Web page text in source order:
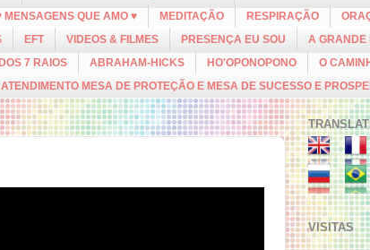
MENSAGENS QUE AMO ♥ MEDITAÇÃO RESPIRAÇÃO
EFT VIDEOS & FILMES PRESENÇA EU SOU
A GRANDE
7 RAIOS ABRAHAM-HICKS HO'OPONOPONO O
ATENDIMENTO MESA DE PROTEÇÃO E MESA DE SUCESSO E
VISITAS